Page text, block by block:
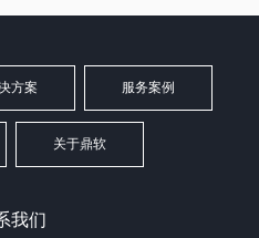
方案 服务案例
关于鼎软
我们